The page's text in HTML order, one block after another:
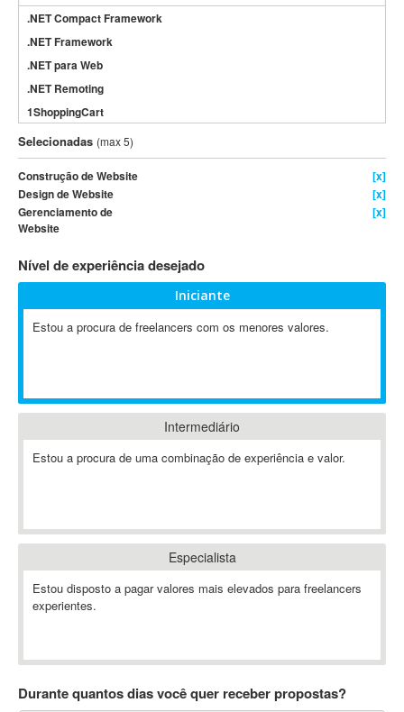
.NET Compact Framework
.NET Framework
.NET para Web
.NET Remoting
1ShoppingCart
3DS Max
3GSM
4D Dimension
802.11
A&P
A2Billing
Ab Initio
ABIS
AbleCommerce
Ableton
Abstract
Abstract Window Toolkit (AWT)
Absynth
AC Drives
ACDSee
Selecionadas (max 5)
Construção de Website
[x]
Design de Website
[x]
Gerenciamento de
Website
[x]
Nível de experiência desejado
Iniciante
Estou a procura de freelancers com os menores valores.
Intermediário
Estou a procura de uma combinação de experiência e valor.
Especialista
Estou disposto a pagar valores mais elevados para freelancers
experientes.
Durante quantos dias você quer receber propostas?